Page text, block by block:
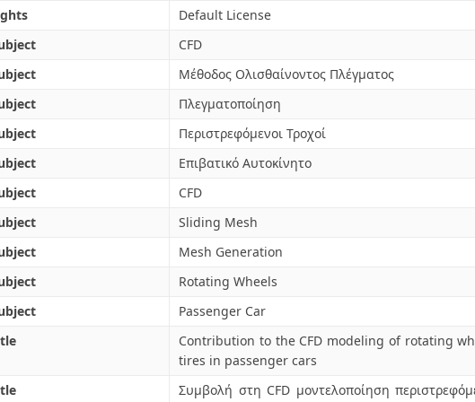
Default License
CFD
Μέθοδος Ολισθαίνοντος Πλέγματος
Πλεγματοποίηση
Περιστρεφόμενοι Τροχοί
Επιβατικό Αυτοκίνητο
CFD
Sliding Mesh
Mesh Generation
Rotating Wheels
Passenger Car
Contribution to the CFD modeling of rotating
tires in passenger cars
Συμβολή στη CFD μοντελοποίηση